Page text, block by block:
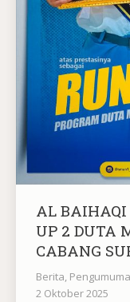
AL BAIHAQI
UP 2 DUTA
CABANG
Berita,
2 Oktober 2025